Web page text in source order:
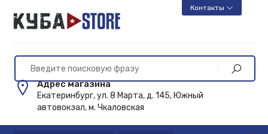
Контакты
Адрес магазина
Екатеринбург, ул. 8 Марта, д. 145, Южный
автовокзал, м. Чкаловская